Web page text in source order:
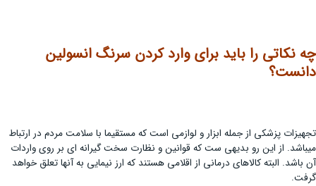
چه نکاتی را باید برای وارد کردن سرنگ انسولین
دانست؟
تجهیزات پزشکی از جمله ابزار و لوازمی است که مستقیما با سلامت مردم در ارتباط
میباشد. از این رو بدیهی ست که قوانین و نظارت سخت گیرانه ای بر روی واردات
آن باشد. البته کالاهای درمانی از اقلامی هستند که ارز نیمایی به آنها تعلق خواهد
گرفت.